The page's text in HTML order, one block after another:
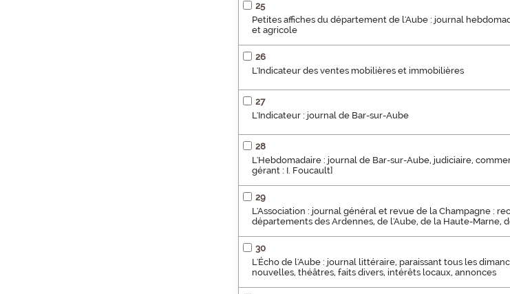
25
Petites affiches du département de l'Aube : journal
et agricole
26
L'Indicateur des ventes mobilières et immobilières
27
L'Indicateur : journal de Bar-sur-Aube
28
L'Hebdomadaire : journal de Bar-sur-Aube, judiciaire,
gérant : I. Foucault]
29
L'Association : journal général et revue de la Champagne :
départements des Ardennes, de l'Aube, de la Haute-Marne,
30
L'Écho de l'Aube : journal littéraire, paraissant tous les
nouvelles, théâtres, faits divers, intérêts locaux, annonces